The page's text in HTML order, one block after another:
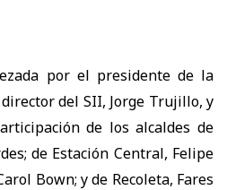
por el presidente de la
director del SII, Jorge Trujillo, y
de los alcaldes de
de Estación Central, Felipe
Bown; y de Recoleta, Fares